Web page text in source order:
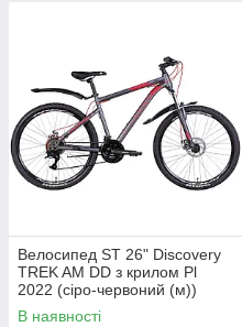
Велосипед ST 26" Discovery
TREK AM DD з крилом Pl
2022 (сіро-червоний (м))
В наявності